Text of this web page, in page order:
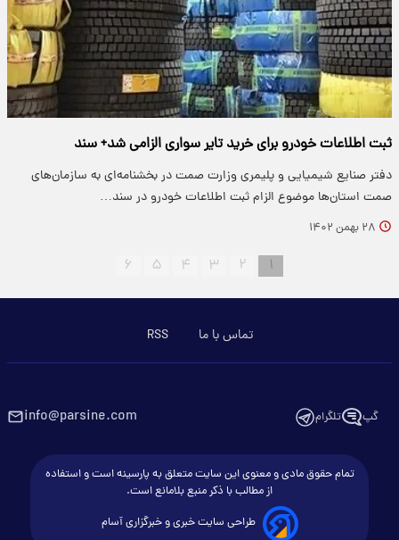
ثبت اطلاعات خودرو برای خرید تایر سواری الزامی شد+ سند
دفتر صنایع شیمیایی و پلیمری وزارت صمت در بخشنامه‌ای به سازمان‌های
صمت استان‌ها موضوع الزام ثبت اطلاعات خودرو در سند…
۲۸ بهمن ۱۴۰۲
۱ ۲ ۳ ۴ ۵ ۶
تماس با ما RSS
گپ تلگرام info@parsine.com
تمام حقوق مادی و معنوی این سایت متعلق به پارسینه است و استفاده
از مطالب با ذکر منبع بلامانع است.
طراحی سایت خبری و خبرگزاری آسام